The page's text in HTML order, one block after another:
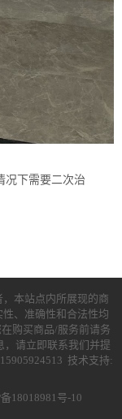
况下需要二次治
本站点内所展现的商
、准确性和合法性均
购买商品/服务前请务
，请立即联系我们并提
技术支持:
18018981号-10